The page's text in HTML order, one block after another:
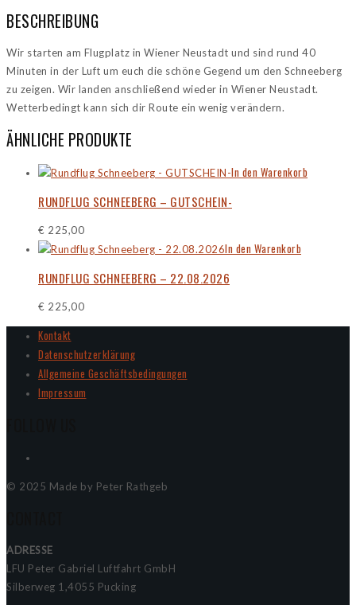
BESCHREIBUNG
Wir starten am Flugplatz in Wiener Neustadt und sind rund 40
Minuten in der Luft um euch die schöne Gegend um den Schneeberg
zu zeigen. Wir landen anschließend wieder in Wiener Neustadt.
Wetterbedingt kann sich dir Route ein wenig verändern.
ÄHNLICHE PRODUKTE
In den Warenkorb
RUNDFLUG SCHNEEBERG – GUTSCHEIN-
€ 225,00
In den Warenkorb
RUNDFLUG SCHNEEBERG – 22.08.2026
€ 225,00
Kontakt
Datenschutzerklärung
Allgemeine Geschäftsbedingungen
Impressum
© 2025 Made by Peter Rathgeb
ADRESSE
LFU Peter Gabriel Luftfahrt GmbH
Silberweg 1,4055 Pucking